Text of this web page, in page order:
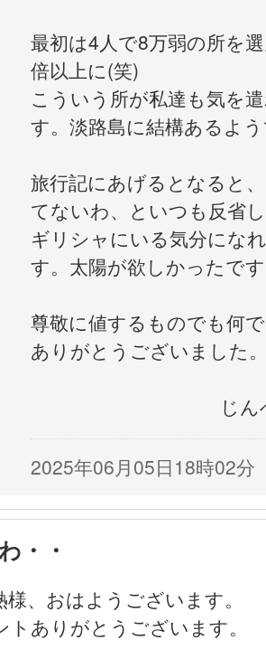
最初は4人で8万弱の所を
倍以上に(笑)
こういう所が私達も気を
す。淡路島に結構あるよ
旅行記にあげるとなると
てないわ、といつも反省
ギリシャにいる気分にな
す。太陽が欲しかったで
尊敬に値するものでも何
ありがとうございました
じんべ
2025年06月05日18時02分
・・
様、おはようございます。
トありがとうございます。